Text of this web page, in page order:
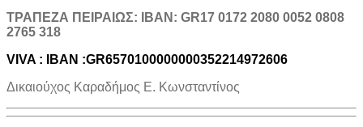
TΡΑΠΕΖΑ ΠΕΙΡΑΙΩΣ: IBAN: GR17 0172 2080 0052 0808
2765 318
VIVA : IBAN :GR6570100000000352214972606
Δικαιούχος Καραδήμος Ε. Κωνσταντίνος